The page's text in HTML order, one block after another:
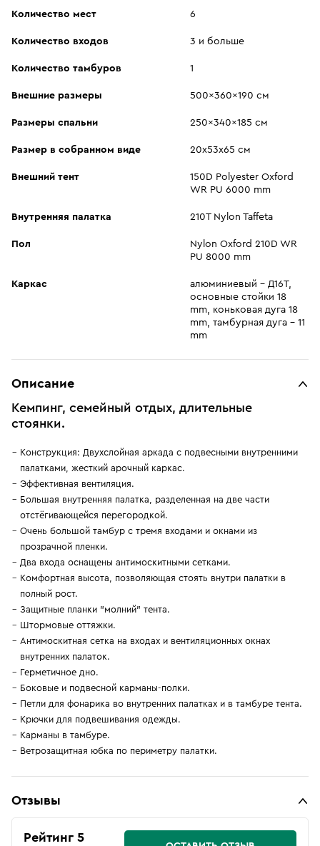
Количество мест 6
Количество входов 3 и больше
Количество тамбуров 1
Внешние размеры 500x360x190 см
Размеры спальни 250x340x185 см
Размер в собранном виде 20х53х65 см
Внешний тент
150D Polyester Oxford
WR PU 6000 mm
Внутренняя палатка 210T Nylon Taffeta
Пол
Nylon Oxford 210D WR
PU 8000 mm
Каркас
алюминиевый - Д16Т,
основные стойки 18
mm, коньковая дуга 18
mm, тамбурная дуга - 11
mm
Описание
Кемпинг, семейный отдых, длительные
стоянки.
Конструкция: Двухслойная аркада с подвесными внутренними
палатками, жесткий арочный каркас.
Эффективная вентиляция.
Большая внутренняя палатка, разделенная на две части
отстёгивающейся перегородкой.
Очень большой тамбур с тремя входами и окнами из
прозрачной пленки.
Два входа оснащены антимоскитными сетками.
Комфортная высота, позволяющая стоять внутри палатки в
полный рост.
Защитные планки "молний" тента.
Штормовые оттяжки.
Антимоскитная сетка на входах и вентиляционных окнах
внутренних палаток.
Герметичное дно.
Боковые и подвесной карманы-полки.
Петли для фонарика во внутренних палатках и в тамбуре тента.
Крючки для подвешивания одежды.
Карманы в тамбуре.
Ветрозащитная юбка по периметру палатки.
Отзывы
Рейтинг 5